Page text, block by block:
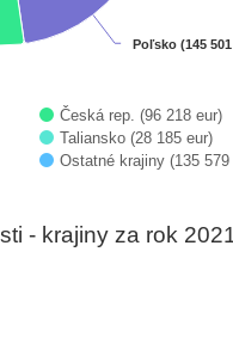
Poľsko (145
Poľsko (145
Česká rep. (96 218 eur)
Taliansko (28 185 eur)
Ostatné krajiny (135 579
- krajiny za rok